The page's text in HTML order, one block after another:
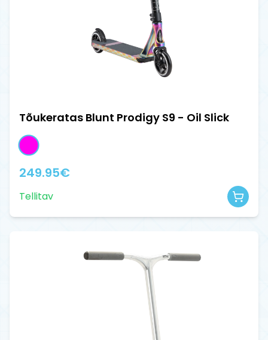
Tõukeratas Blunt Prodigy S9 - Oil Slick
249.95€
Tellitav